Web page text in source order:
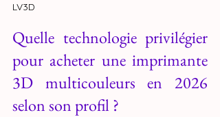
LV3D
Quelle technologie privilégier
pour acheter une imprimante
3D multicouleurs en 2026
selon son profil ?